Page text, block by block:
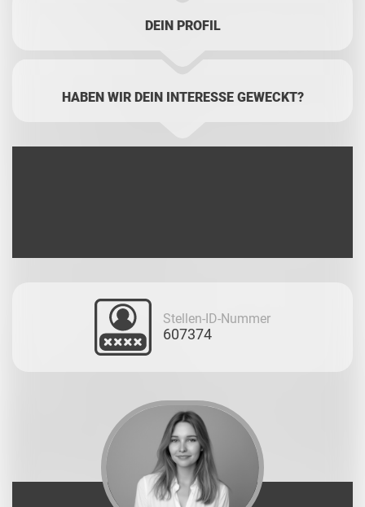
DEIN PROFIL
HABEN WIR DEIN INTERESSE GEWECKT?
Stellen-ID-Nummer
607374